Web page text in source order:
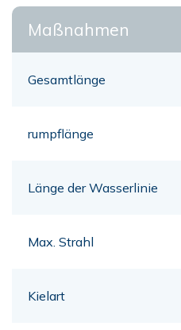
Maßnahmen
Gesamtlänge
rumpflänge
Länge der Wasserlinie
Max. Strahl
Kielart